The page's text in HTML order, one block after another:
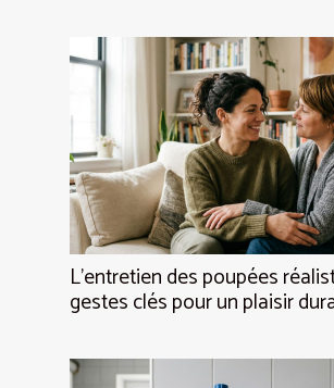
L’entretien des poupées
gestes clés pour un plaisir